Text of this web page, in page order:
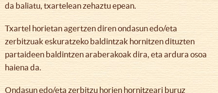
da baliatu, txartelean zehaztu epean.
Txartel horietan agertzen diren ondasun edo/eta
zerbitzuak eskuratzeko baldintzak hornitzen dituzten
partaideen baldintzen araberakoak dira, eta ardura osoa
haiena da.
Ondasun edo/eta zerbitzu horien hornitzeari buruz